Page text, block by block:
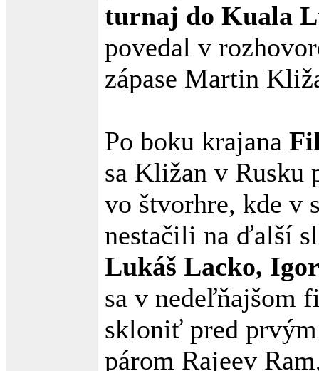
turnaj do Kuala
povedal v
zápase Martin
Po boku krajana
sa Kližan v Rusku
vo štvorhre, kde v
nestačili na ďalší
Lukáš Lacko,
sa v nedeľňajšom
skloniť pred prvým
párom Rajeev